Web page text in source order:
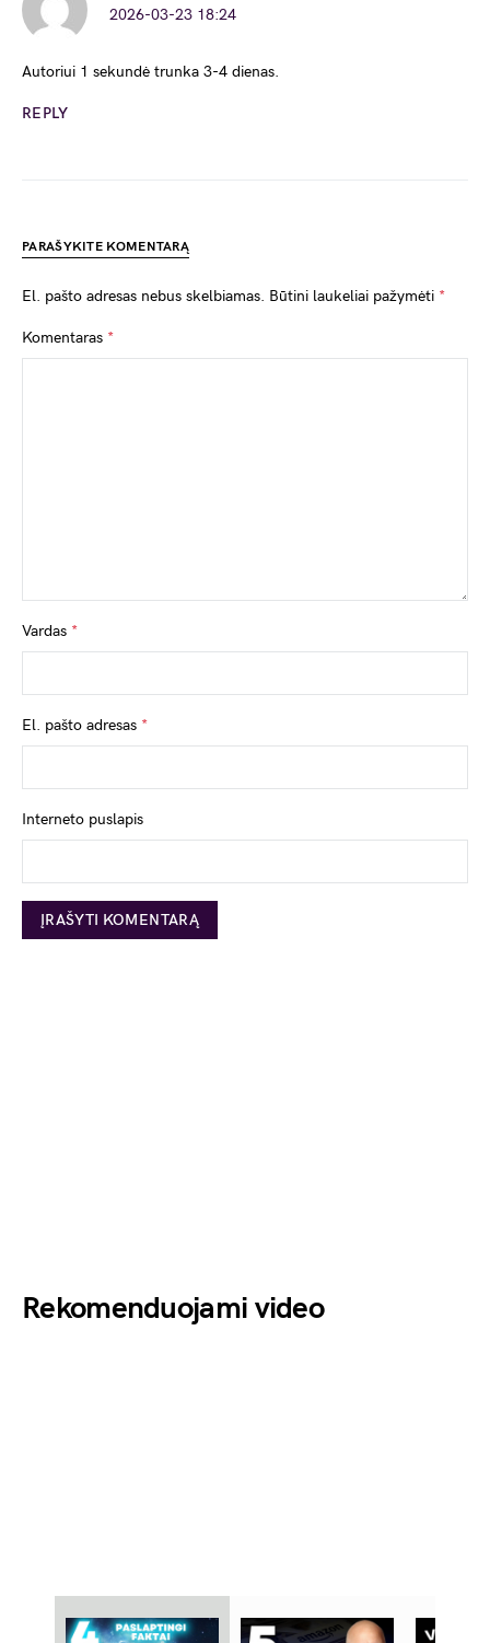
2026-03-23 18:24
Autoriui 1 sekundė trunka 3-4 dienas.
REPLY
PARAŠYKITE KOMENTARĄ
El. pašto adresas nebus skelbiamas. Būtini laukeliai pažymėti *
Komentaras *
Vardas *
El. pašto adresas *
Interneto puslapis
Rekomenduojami video